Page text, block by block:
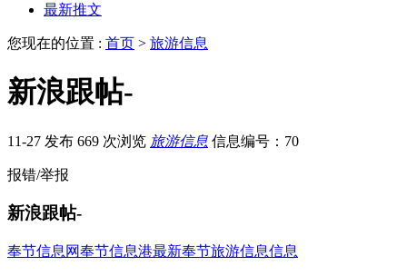
最新推文
您现在的位置 : 首页 > 旅游信息
新浪跟帖-
11-27 发布 669 次浏览 旅游信息 信息编号：70
报错/举报
新浪跟帖-
奉节信息网奉节信息港最新奉节旅游信息信息